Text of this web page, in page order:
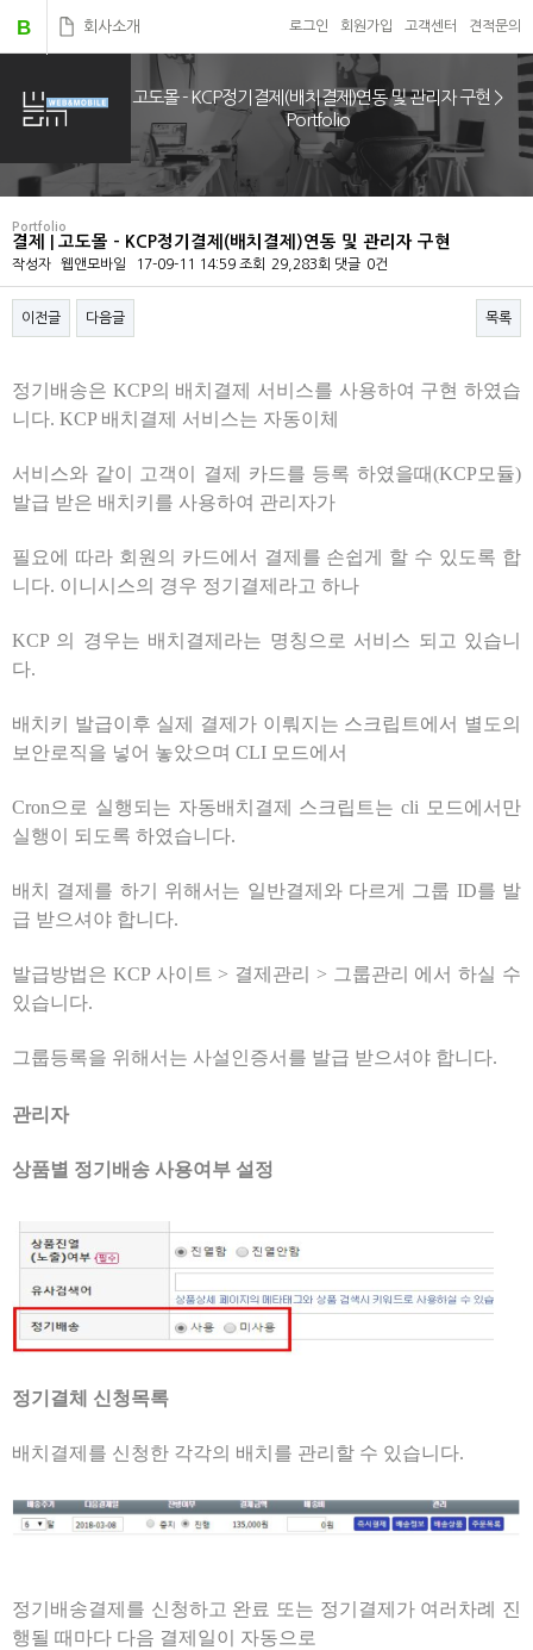
B 회사소개 견적문의
고객센터
회원가입
로그인
고도몰 - KCP정기결제(배치결제)연동 및 관리자 구현 >
Portfolio
Portfolio
결제 | 고도몰 - KCP정기결제(배치결제)연동 및 관리자 구현
작성자 웹앤모바일 17-09-11 14:59 조회 29,283회 댓글 0건
이전글 다음글 목록
정기배송은 KCP의 배치결제 서비스를 사용하여 구현 하였습
니다. KCP 배치결제 서비스는 자동이체
서비스와 같이 고객이 결제 카드를 등록 하였을때(KCP모듈)
발급 받은 배치키를 사용하여 관리자가
필요에 따라 회원의 카드에서 결제를 손쉽게 할 수 있도록 합
니다. 이니시스의 경우 정기결제라고 하나
KCP 의 경우는 배치결제라는 명칭으로 서비스 되고 있습니
다.
배치키 발급이후 실제 결제가 이뤄지는 스크립트에서 별도의
보안로직을 넣어 놓았으며 CLI 모드에서
Cron으로 실행되는 자동배치결제 스크립트는 cli 모드에서만
실행이 되도록 하였습니다.
배치 결제를 하기 위해서는 일반결제와 다르게 그룹 ID를 발
급 받으셔야 합니다.
발급방법은 KCP 사이트 > 결제관리 > 그룹관리 에서 하실 수
있습니다.
그룹등록을 위해서는 사설인증서를 발급 받으셔야 합니다.
관리자
상품별 정기배송 사용여부 설정
정기결체 신청목록
배치결제를 신청한 각각의 배치를 관리할 수 있습니다.
정기배송결제를 신청하고 완료 또는 정기결제가 여러차례 진
행될 때마다 다음 결제일이 자동으로